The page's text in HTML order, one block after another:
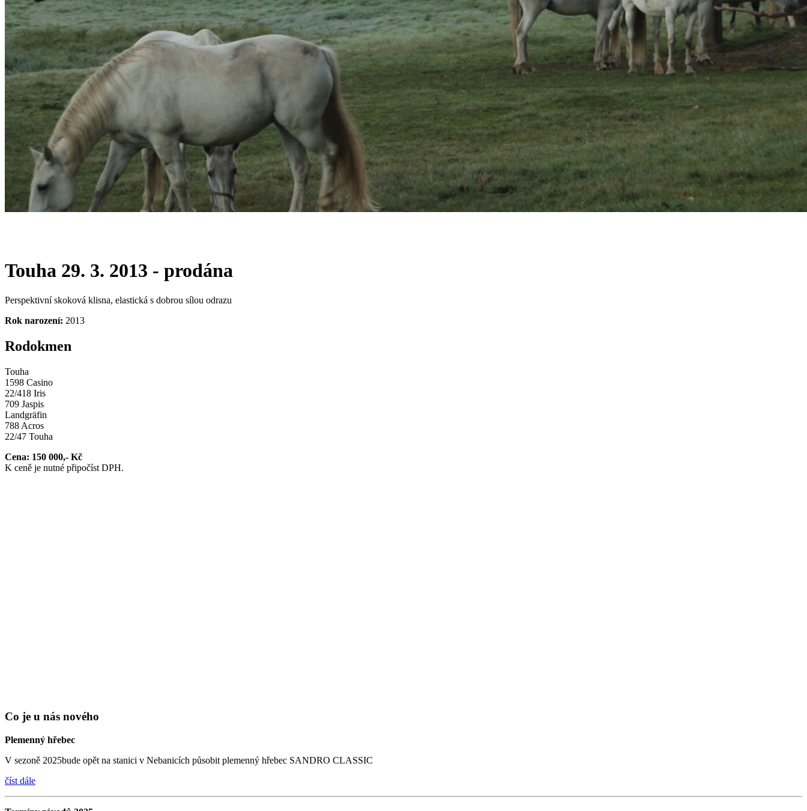
Touha 29. 3. 2013 - prodána
Perspektivní skoková klisna, elastická s dobrou sílou odrazu
Rok narození: 2013
Rodokmen
Touha
1598 Casino
22/418 Iris
709 Jaspis
Landgräfin
788 Acros
22/47 Touha
Cena: 150 000,- Kč
K ceně je nutné připočíst DPH.
Co je u nás nového
Plemenný hřebec
V sezoně 2025bude opět na stanici v Nebanicích působit plemenný hřebec SANDRO CLASSIC
číst dále